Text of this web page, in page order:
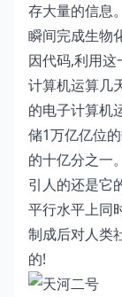
存大量的信息
瞬间完成生物
因代码,利用
计算机运算几
的电子计算机
储1万亿亿位
的十亿分之一
引人的还是它
平行水平上同
制成后对人类
的!